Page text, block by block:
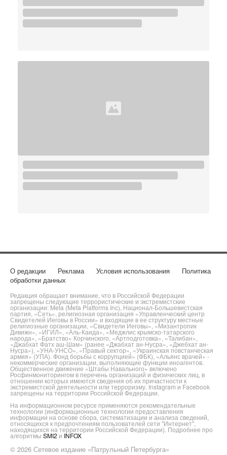
О редакции Реклама Условия использования
Политика
обработки данных
Редакция обращает внимание, что в Российской Федерации
запрещены следующие террористические и экстремистские
организации: Meta (Meta Platforms Inc), Национал-Большевистская
партия, «Сеть», религиозная организация «Управленческий центр
Свидетелей Иеговы в России» и входящие в ее структуру местные
религиозные организации, «Свидетели Иеговы», «Мизантропик
Дивижн», «ИГИЛ», «Аль-Каида», «Меджлис крымско-татарского
народа», «Братство» Корчинского, «Артподготовка», «Талибан»,
«Джабхат Фатх аш-Шам» (ранее «Джабхат ан-Нусра», «Джебхат ан-
Нусра»), «УНА-УНСО», «Правый сектор», «Украинская повстанческая
армия» (УПА). Фонд борьбы с коррупцией» (ФБК), «Альянс врачей» -
некоммерческие организации, выполняющие функции иноагентов.
Общественное движение «Штабы Навального» включено
Росфинмониторингом в перечень организаций и физических лиц, в
отношении которых имеются сведения об их причастности к
экстремистской деятельности или терроризму. Instagram и Facebook
запрещены на территории Российской Федерации.
На информационном ресурсе применяются рекомендательные
технологии (информационные технологии предоставления
информации на основе сбора, систематизации и анализа сведений,
относящихся к предпочтениям пользователей сети "Интернет",
находящихся на территории Российской Федерации). Подробнее про
алгоритмы SMI2 и INFOX
© 2026 Сетевое издание «Патрульный Петербурга»